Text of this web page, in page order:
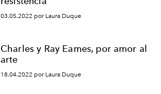
03.05.2022 por Laura Duque
Charles y Ray Eames, por amor al
arte
18.04.2022 por Laura Duque